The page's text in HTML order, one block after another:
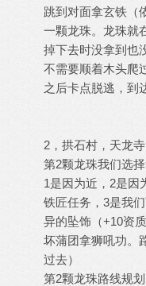
跳到对面拿玄铁（
一颗龙珠。龙珠就
掉下去时没拿到也
不需要顺着木头爬
之后卡点脱逃，到
2，拱石村，天龙
第2颗龙珠我们选
1是因为近，2是因
铁匠任务，3是我
异的坠饰（+10资
坏蒲团拿狮吼功。
过去）
第2颗龙珠路线规划